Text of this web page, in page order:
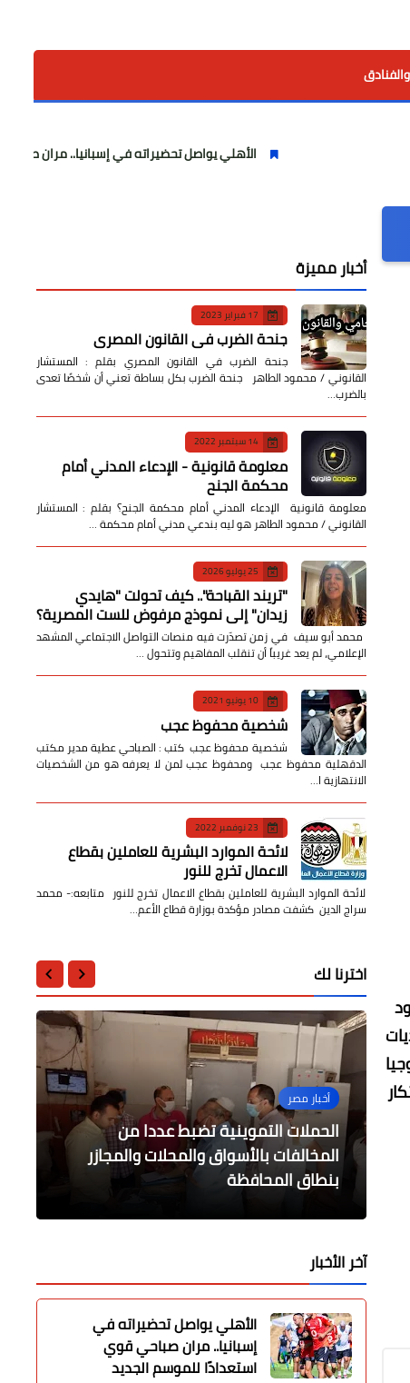
الأهلي يواصل تحضيراته في إسبانيا.. مران صباحي قوي
أخبار مميزة
17 فبراير 2023
جنحة الضرب في القانون المصري
جنحة الضرب في القانون المصري بقلم : المستشار
القانوني / محمود الطاهر جنحة الضرب بكل بساطة تعني أن شخصًا تعدى
بالضرب…
14 سبتمبر 2022
معلومة قانونية - الإدعاء المدني أمام
محكمة الجنح
معلومة قانونية الإدعاء المدني أمام محكمة الجنح؟ بقلم : المستشار
القانوني / محمود الطاهر هو ليه بندعي مدني أمام محكمة …
25 يوليو 2026
​"تريند القباحة".. كيف تحولت "هايدي
زيدان" إلى نموذج مرفوض للست المصرية؟
​ محمد أبو سيف ​في زمن تصدّرت فيه منصات التواصل الاجتماعي المشهد
الإعلامي، لم يعد غريباً أن تنقلب المفاهيم وتتحول …
10 يونيو 2021
شخصية محفوظ عجب
شخصية محفوظ عجب كتب : الصباحي عطية مدير مكتب
الدقهلية محفوظ عجب ومحفوظ عجب لمن لا يعرفه هو من الشخصيات
الانتهازية ا…
23 نوفمبر 2022
لائحة الموارد البشرية للعاملين بقطاع
الاعمال تخرج للنور
لائحة الموارد البشرية للعاملين بقطاع الاعمال تخرج للنور متابعه:- محمد
سراج الدين كشفت مصادر مؤكدة بوزارة قطاع الأعم…
اخترنا لك
أخبار مصر
الحملات التموينية تضبط عددا من
المخالفات بالأسواق والمحلات والمجازر
بنطاق المحافظة
أخبار مصر
متابعة أعمال رصف الطرق في الشرقية
الرياضة
كريستيانو رونالدو يودع بيرلو بعد إقالته
....
لأندية كرة القدم النسائية خسائر مالية
كبيرة
الصحة
إطلاق 4 قوافل طبية ضمن مبادرة رئيس
الجمهورية حياة كريمة
آخر الأخبار
الأهلي يواصل تحضيراته في
إسبانيا.. مران صباحي قوي
استعدادًا للموسم الجديد